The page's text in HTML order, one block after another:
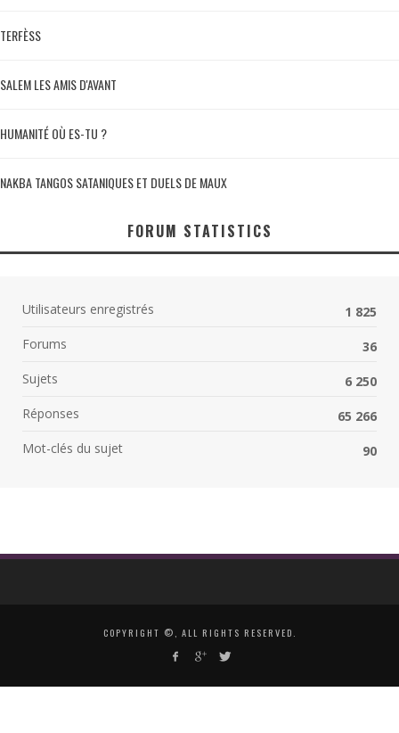
TERFÈSS
SALEM LES AMIS D'AVANT
HUMANITÉ OÙ ES-TU ?
NAKBA TANGOS SATANIQUES ET DUELS DE MAUX
FORUM STATISTICS
Utilisateurs enregistrés
1 825
Forums
36
Sujets
6 250
Réponses
65 266
Mot-clés du sujet
90
COPYRIGHT ©, ALL RIGHTS RESERVED.